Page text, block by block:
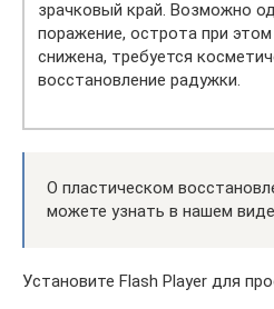
зрачковый край. Возможно
поражение, острота при этом
снижена, требуется
восстановление радужки.
О пластическом
можете узнать в нашем
Установите Flash Player для